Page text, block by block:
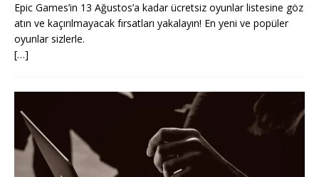
Epic Games’in 13 Ağustos’a kadar ücretsiz oyunlar listesine göz
atın ve kaçırılmayacak fırsatları yakalayın! En yeni ve popüler
oyunlar sizlerle.
[…]